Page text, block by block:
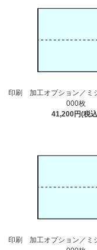
印刷 加工オプション／
000枚
41,200円(税
印刷 加工オプション／